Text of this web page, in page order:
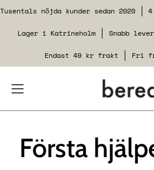
Hoppa
innehåll
Tusentals nöjda kunder sedan 2020
Lager i Katrineholm Snabb
Endast 49 kr frakt Fri
Öppna
navigeringsmenyn
Första